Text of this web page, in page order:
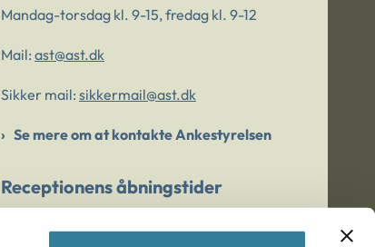
Mandag-torsdag kl. 9-15, fredag kl. 9-12
Mail: ast@ast.dk
Sikker mail: sikkermail@ast.dk
Se mere om at kontakte Ankestyrelsen
Receptionens åbningstider